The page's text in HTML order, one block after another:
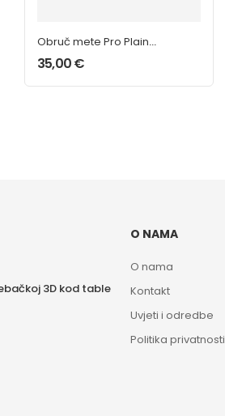
Obruč mete Pro Plain
black
35,00€
3D kod table
O NAMA
O nama
Kontakt
Uvjeti i odredbe
Politika privatnosti